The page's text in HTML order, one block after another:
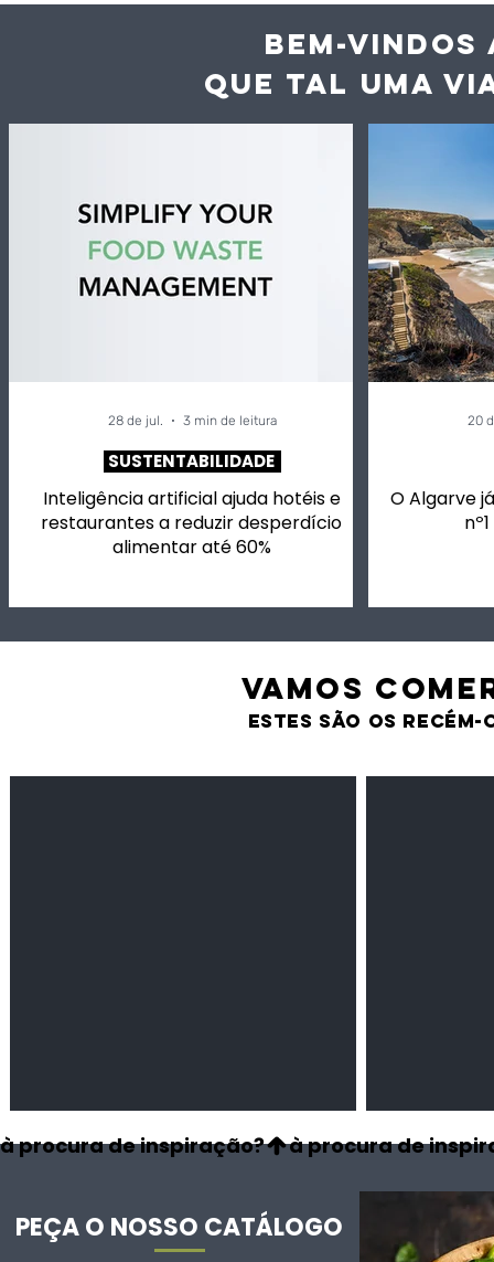
Inteligência artificial
ajuda hotéis e
restaurantes a reduzir
desperdício alimentar
vai ter
para si,
vinhos
música.
BEM-VINDOS
QUE TAL UMA
Inteligência artificial ajuda hotéis e
restaurantes a reduzir desperdício
alimentar até 60%
SUSTENTABILIDADE
28 de jul. 3 min de leitura
O Algarve
20
VAMOS
estes são os recém-
à procura de inspiração?
PEÇA O NOSSO CATÁLOGO